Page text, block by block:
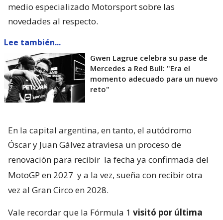
medio especializado Motorsport sobre las
novedades al respecto.
Lee también...
Gwen Lagrue celebra su pase de
Mercedes a Red Bull: "Era el
momento adecuado para un nuevo
reto"
En la capital argentina, en tanto, el autódromo
Óscar y Juan Gálvez atraviesa un proceso de
renovación para recibir la fecha ya confirmada del
MotoGP en 2027 y a la vez, sueña con recibir otra
vez al Gran Circo en 2028.
Vale recordar que la Fórmula 1 visitó por última